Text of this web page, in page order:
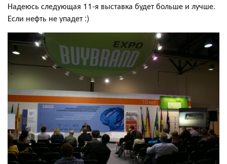
Надеюсь следующая 11-я выставка будет больше и лучше.
Если нефть не упадет :)